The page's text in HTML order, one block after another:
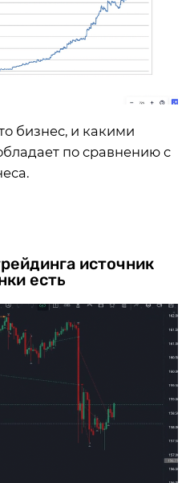
бизнес, и какими
по сравнению с
источник
есть